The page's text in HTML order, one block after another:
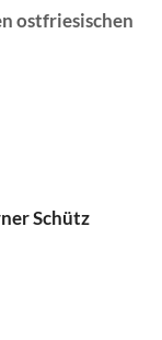
ostfriesischen
Schütz